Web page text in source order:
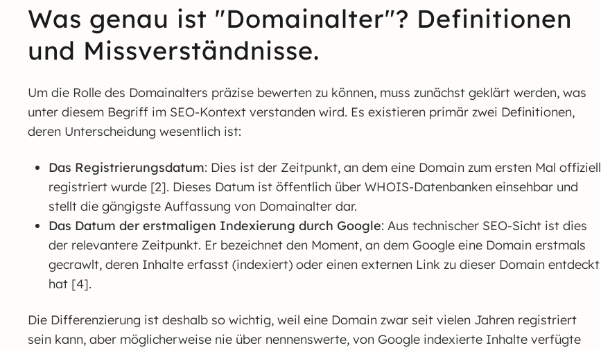
Was genau ist "Domainalter"? Definitionen
und Missverständnisse.
Um die Rolle des Domainalters präzise bewerten zu können, muss zunächst geklärt werden, was
unter diesem Begriff im SEO-Kontext verstanden wird. Es existieren primär zwei Definitionen,
deren Unterscheidung wesentlich ist:
Das Registrierungsdatum: Dies ist der Zeitpunkt, an dem eine Domain zum ersten Mal offiziell
registriert wurde [2]. Dieses Datum ist öffentlich über WHOIS-Datenbanken einsehbar und
stellt die gängigste Auffassung von Domainalter dar.
Das Datum der erstmaligen Indexierung durch Google: Aus technischer SEO-Sicht ist dies
der relevantere Zeitpunkt. Er bezeichnet den Moment, an dem Google eine Domain erstmals
gecrawlt, deren Inhalte erfasst (indexiert) oder einen externen Link zu dieser Domain entdeckt
hat [4].
Die Differenzierung ist deshalb so wichtig, weil eine Domain zwar seit vielen Jahren registriert
sein kann, aber möglicherweise nie über nennenswerte, von Google indexierte Inhalte verfügte